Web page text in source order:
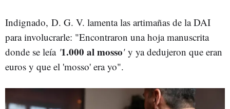
Indignado, D. G. V. lamenta las artimañas de la DAI
para involucrarle: "Encontraron una hoja manuscrita
donde se leía '1.000 al mosso' y ya dedujeron que eran
euros y que el 'mosso' era yo".